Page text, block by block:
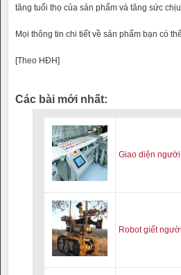
tăng tuổi thọ của sản phẩm và tăng sức
Mọi thông tin chi tiết về sản phẩm bạn có
[Theo HĐH]
Các bài mới nhất:
Giao diện
Robot giết người